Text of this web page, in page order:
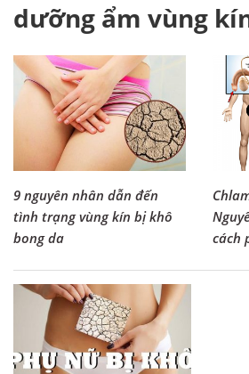
dưỡng ẩm vùng
9 nguyên nhân dẫn đến
tình trạng vùng kín bị khô
bong da
cách